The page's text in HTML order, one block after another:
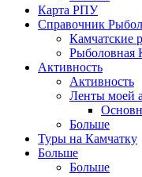
Карта РПУ
Справочник
Камчатские
Рыболовная
Активность
Активность
Ленты моей
Больше
Туры на Камчатку
Больше
Больше